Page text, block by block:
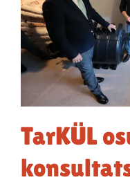
TarKÜL